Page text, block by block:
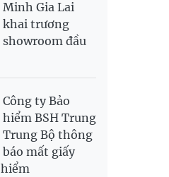
Minh Gia Lai
khai trương
showroom đầu
Công ty Bảo
hiểm BSH Trung
Trung Bộ thông
báo mất giấy